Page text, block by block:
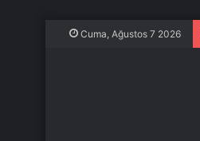
Cuma, Ağustos 7 2026